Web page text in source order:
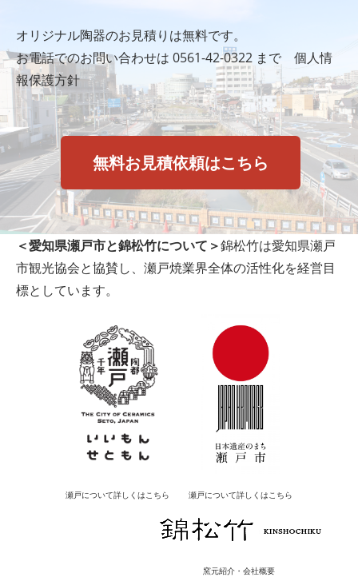
オリジナル陶器のお見積りは無料です。
お電話でのお問い合わせは 0561-42-0322 まで 個人情
報保護方針
無料お見積依頼はこちら
＜愛知県瀬戸市と錦松竹について＞錦松竹は愛知県瀬戸
市観光協会と協賛し、瀬戸焼業界全体の活性化を経営目
標としています。
瀬戸について詳しくはこちら 瀬戸について詳しくはこちら
窯元紹介・会社概要